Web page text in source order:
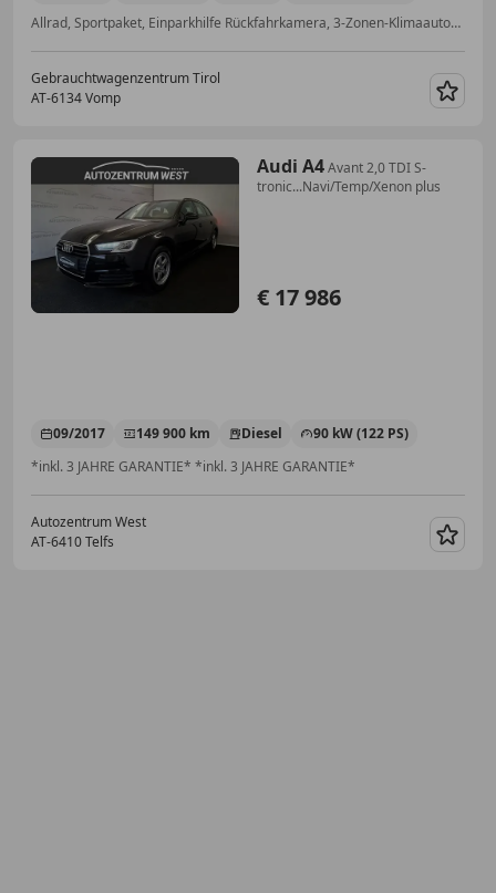
Allrad, Sportpaket, Einparkhilfe Rückfahrkamera, 3-Zonen-Klimaautomatik, Garantie, Sitzheizung, Scheckheftgepflegt, Schaltwippen
Gebrauchtwagenzentrum Tirol
AT-6134 Vomp
Audi A4Avant 2,0 TDI S-
tronic...Navi/Temp/Xenon plus
€ 17 986
09/2017 149 900 km Diesel
90 kW (122 PS)
*inkl. 3 JAHRE GARANTIE* *inkl. 3 JAHRE GARANTIE*
Autozentrum West
AT-6410 Telfs